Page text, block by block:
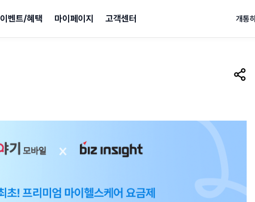
이벤트/혜택 마이페이지 고객센터 개통
공유